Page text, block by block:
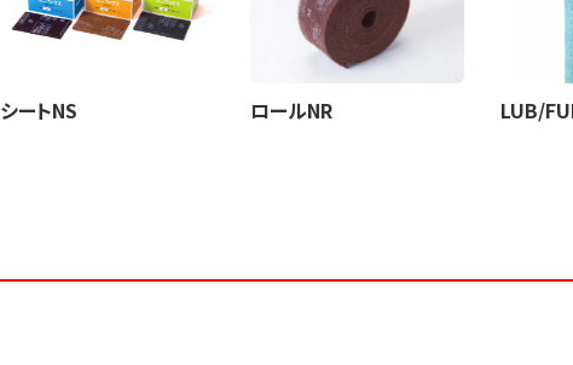
シートNS ロールNR LUB/